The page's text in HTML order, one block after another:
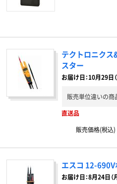
テクトロニクス
スター
お届け日：10月29日
販売単位違いの商
直送品
販売価格(税込)
エスコ 12-
お届け日：8月24日（